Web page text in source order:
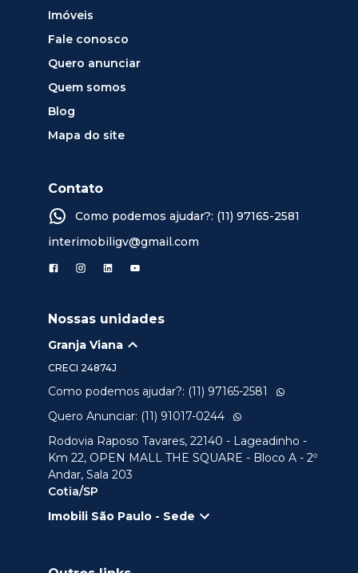
Imóveis
Fale conosco
Quero anunciar
Quem somos
Blog
Mapa do site
Contato
Como podemos ajudar?: (11) 97165-2581
interimobiligv@gmail.com
Nossas unidades
Granja Viana
CRECI 24874J
Como podemos ajudar?: (11) 97165-2581
Quero Anunciar: (11) 91017-0244
Rodovia Raposo Tavares, 22140 - Lageadinho -
Km 22, OPEN MALL THE SQUARE - Bloco A - 2º
Andar, Sala 203
Cotia/SP
Imobili São Paulo - Sede